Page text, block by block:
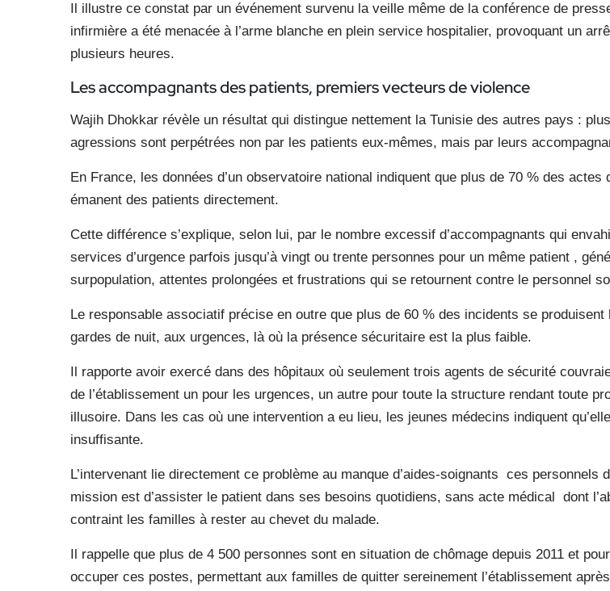
Il illustre ce constat par un événement survenu la veille même de la conférence de
infirmière a été menacée à l’arme blanche en plein service hospitalier, provoquant un
plusieurs heures.
Les accompagnants des patients, premiers vecteurs de violence
Wajih Dhokkar révèle un résultat qui distingue nettement la Tunisie des autres pays :
agressions sont perpétrées non par les patients eux-mêmes, mais par leurs
En France, les données d’un observatoire national indiquent que plus de 70 % des actes
émanent des patients directement.
Cette différence s’explique, selon lui, par le nombre excessif d’accompagnants qui
services d’urgence parfois jusqu’à vingt ou trente personnes pour un même patient ,
surpopulation, attentes prolongées et frustrations qui se retournent contre le personnel
Le responsable associatif précise en outre que plus de 60 % des incidents se produisent
gardes de nuit, aux urgences, là où la présence sécuritaire est la plus faible.
Il rapporte avoir exercé dans des hôpitaux où seulement trois agents de sécurité
de l’établissement un pour les urgences, un autre pour toute la structure rendant toute
illusoire. Dans les cas où une intervention a eu lieu, les jeunes médecins indiquent
insuffisante.
L’intervenant lie directement ce problème au manque d’aides-soignants ces personnels
mission est d’assister le patient dans ses besoins quotidiens, sans acte médical dont
contraint les familles à rester au chevet du malade.
Il rappelle que plus de 4 500 personnes sont en situation de chômage depuis 2011 et
occuper ces postes, permettant aux familles de quitter sereinement l’établissement